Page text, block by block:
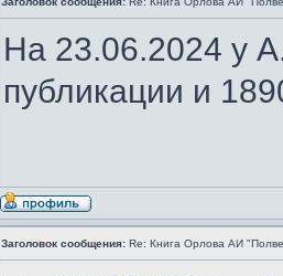
На 23.06.2024 у
публикации и
Заголовок сообщения: Re: Книга Орлова АИ